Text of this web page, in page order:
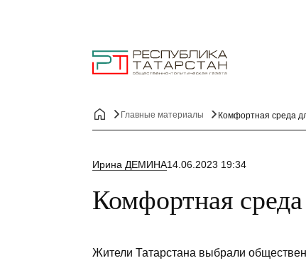
Главные материалы Комфортная среда
Ирина ДЕМИНА14.06.2023 19:34
Комфортная
Жители Татарстана выбрали